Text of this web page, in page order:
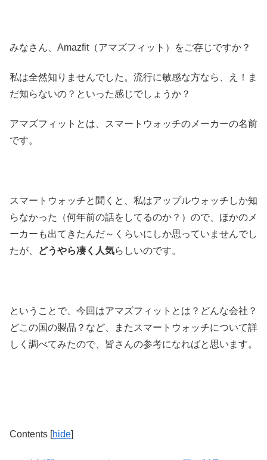
みなさん、Amazfit（アマズフィット）をご存じですか？
私は全然知りませんでした。流行に敏感な方なら、え！ま
だ知らないの？といった感じでしょうか？
アマズフィットとは、スマートウォッチのメーカーの名前
です。
スマートウォッチと聞くと、私はアップルウォッチしか知
らなかった（何年前の話をしてるのか？）ので、ほかのメ
ーカーも出てきたんだ～くらいにしか思っていませんでし
たが、
どうやら凄く人気らしいのです。
ということで、今回はアマズフィットとは？どんな会社？
どこの国の製品？など、またスマートウォッチについて詳
しく調べてみたので、皆さんの参考になればと思います。
Contents [hide]